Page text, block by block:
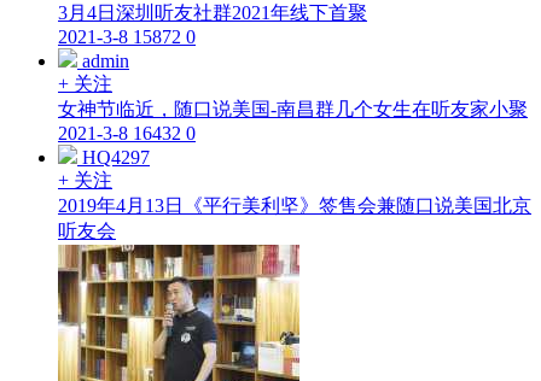
3月4日深圳听友社群2021年线下首聚
2021-3-8 15872 0
admin
+ 关注
女神节临近，随口说美国-南昌群几个女生在听友家小聚
2021-3-8 16432 0
HQ4297
+ 关注
2019年4月13日《平行美利坚》签售会兼随口说美国北京
听友会